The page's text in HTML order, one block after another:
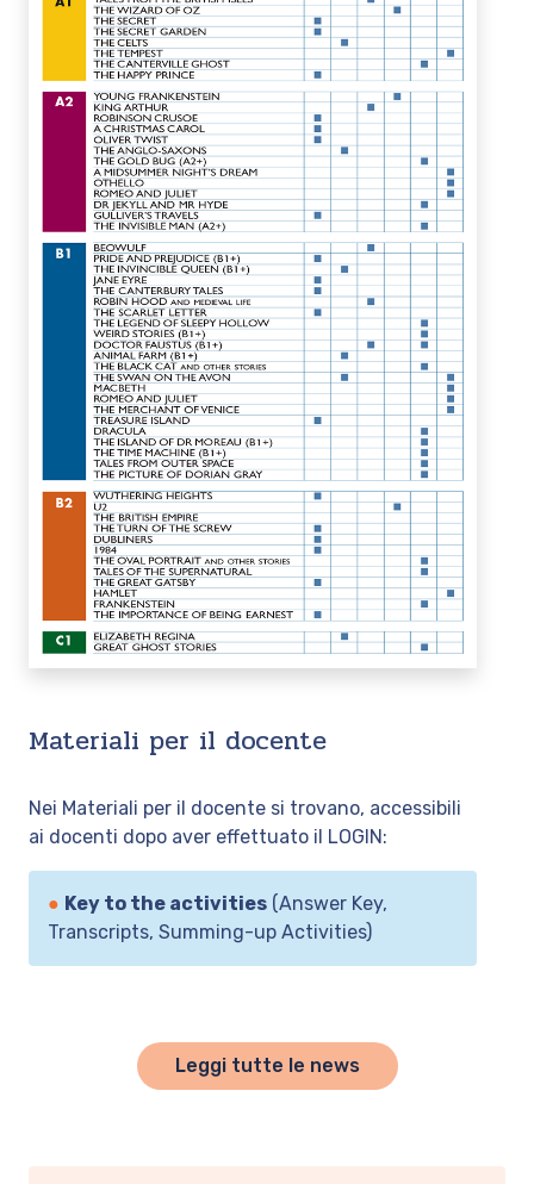
Materiali per il docente
Nei Materiali per il docente si trovano, accessibili
ai docenti dopo aver effettuato il LOGIN:
● Key to the activities (Answer Key,
Transcripts, Summing-up Activities)
Leggi tutte le news